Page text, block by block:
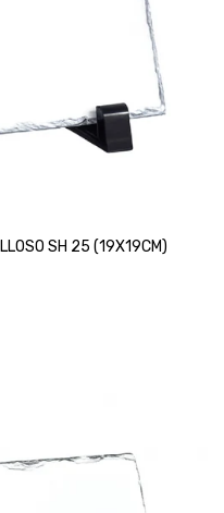
SH 25 (19X19CM)